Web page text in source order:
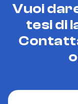
Vuoi
tesi di